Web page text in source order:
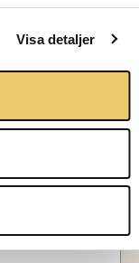
Visa detaljer
80 cm